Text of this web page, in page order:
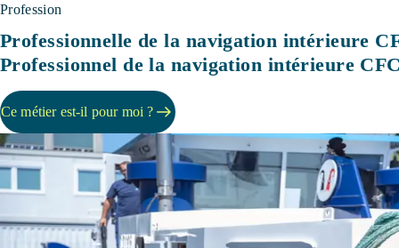
Profession
Professionnelle de la navigation intérieure
Professionnel de la navigation intérieure
Ce métier est-il pour moi ?